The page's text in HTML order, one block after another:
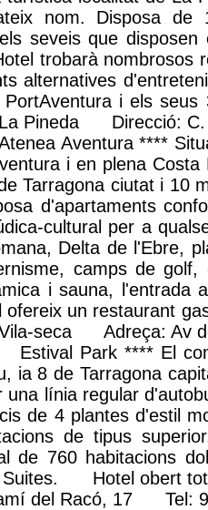
nom. Disposa de
seveis que disposen
trobarà nombrosos
alternatives
PortAventura i els
Pineda Direcció: C.
Aventura ****
i en plena
Tarragona ciutat i 10
d'apartaments
cultural per a
Delta de l'Ebre,
camps de
i sauna, l'entrada
ofereix un restaurant
seca Adreça: Av
Park **** El
ia 8 de Tarragona
una línia regular
de 4 plantes d'estil
de tipus
de 760 habitacions
Suites. Hotel obert
del Racó, 17 Tel: